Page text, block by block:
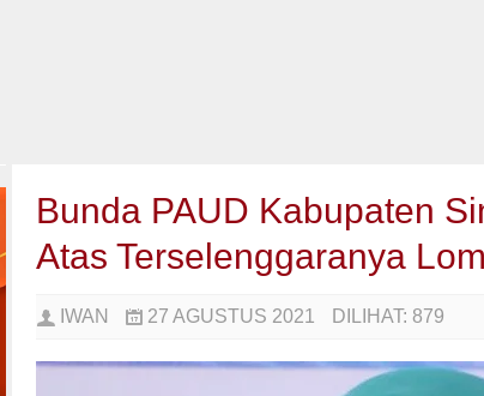
Bunda PAUD Kabupaten
Atas Terselenggaranya
IWAN 27 AGUSTUS 2021 DILIHAT: 879